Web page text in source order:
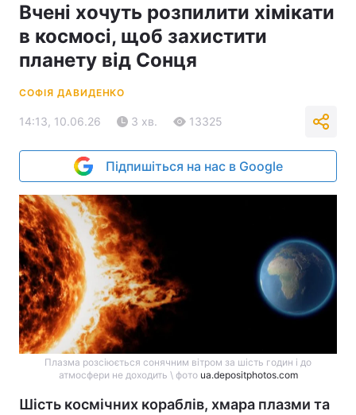
Вчені хочуть розпилити хімікати
в космосі, щоб захистити
планету від Сонця
СОФІЯ ДАВИДЕНКО
14:13, 10.06.26 3 хв. 13325
Підпишіться на нас в Google
Плазма розсіюється сонячним вітром за шість годин і до
атмосфери не доходить \ фото ua.depositphotos.com
Шість космічних кораблів, хмара плазми та